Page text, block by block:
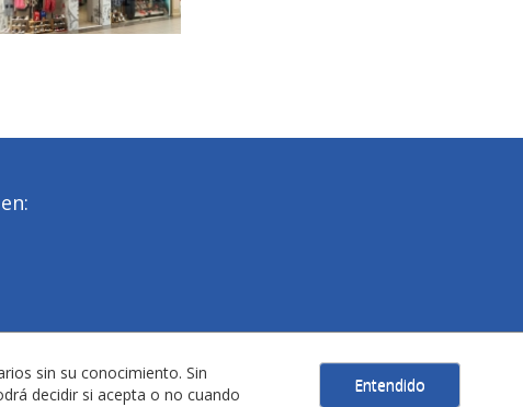
sin su conocimiento. Sin
decidir si acepta o no cuando
Entendido